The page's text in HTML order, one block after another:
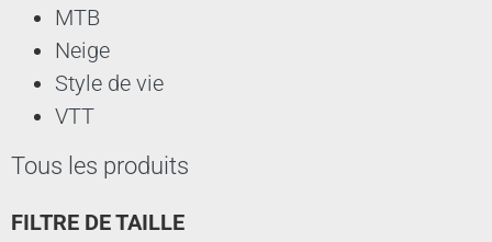
MTB
Neige
Style de vie
VTT
Tous les produits
FILTRE DE TAILLE